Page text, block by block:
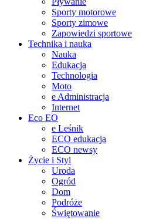
Sporty motorowe
Sporty zimowe
Zapowiedzi sportowe
Technika i nauka
Nauka
Edukacja
Technologia
Moto
e Administracja
Internet
Eco EO
e Leśnik
ECO edukacja
ECO newsy
Życie i Styl
Uroda
Ogród
Dom
Podróże
Świętowanie